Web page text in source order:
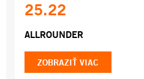
25.22
ALLROUNDER
ZOBRAZIŤ VIAC